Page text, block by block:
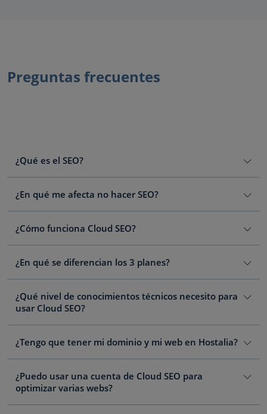
Preguntas frecuentes
¿Qué es el SEO?
¿En qué me afecta no hacer SEO?
¿Cómo funciona Cloud SEO?
¿En qué se diferencian los 3 planes?
¿Qué nivel de conocimientos técnicos necesito para
usar Cloud SEO?
¿Tengo que tener mi dominio y mi web en Hostalia?
¿Puedo usar una cuenta de Cloud SEO para
optimizar varias webs?